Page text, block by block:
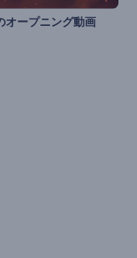
オープニング動画